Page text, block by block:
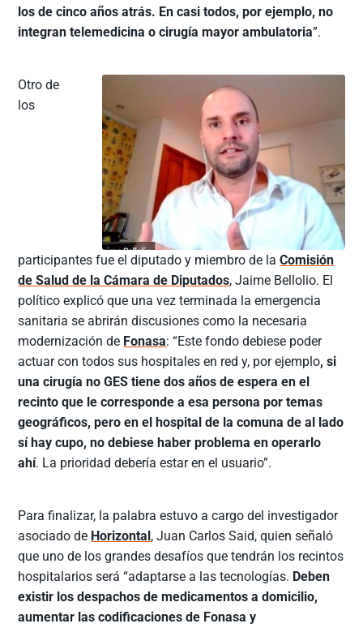
los de cinco años atrás. En casi todos, por ejemplo, no
integran telemedicina o cirugía mayor ambulatoria”.
Otro de
los
participantes fue el diputado y miembro de laComisión
de Salud de la Cámara de Diputados, Jaime Bellolio. El
político explicó que una vez terminada la emergencia
sanitaria se abrirán discusiones como la necesaria
modernización de Fonasa: “Este fondo debiese poder
actuar con todos sus hospitales en red y, por ejemplo, si
una cirugía no GES tiene dos años de espera en el
recinto que le corresponde a esa persona por temas
geográficos, pero en el hospital de la comuna de al lado
sí hay cupo, no debiese haber problema en operarlo
ahí. La prioridad debería estar en el usuario”.
Para finalizar, la palabra estuvo a cargo del investigador
asociado de Horizontal, Juan Carlos Said, quien señaló
que uno de los grandes desafíos que tendrán los recintos
hospitalarios será “adaptarse a las tecnologías. Deben
existir los despachos de medicamentos a domicilio,
aumentar las codificaciones de Fonasa y